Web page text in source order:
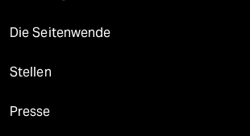
Die Seitenwende
Stellen
Presse